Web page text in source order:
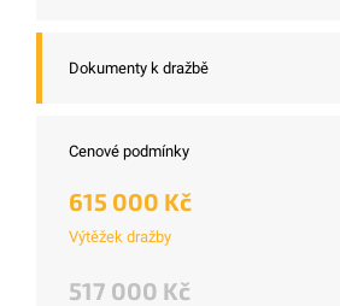
Dokumenty k dražbě
Cenové podmínky
615 000 Kč
Výtěžek dražby
517 000 Kč